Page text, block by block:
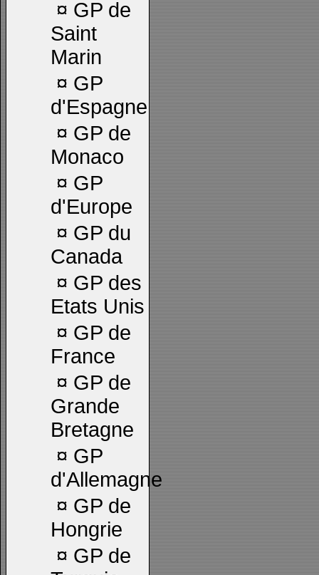
¤ GP de
Saint
Marin
¤ GP
d'Espagne
¤ GP de
Monaco
¤ GP
d'Europe
¤ GP du
Canada
¤ GP des
Etats Unis
¤ GP de
France
¤ GP de
Grande
Bretagne
¤ GP
d'Allemagne
¤ GP de
Hongrie
¤ GP de